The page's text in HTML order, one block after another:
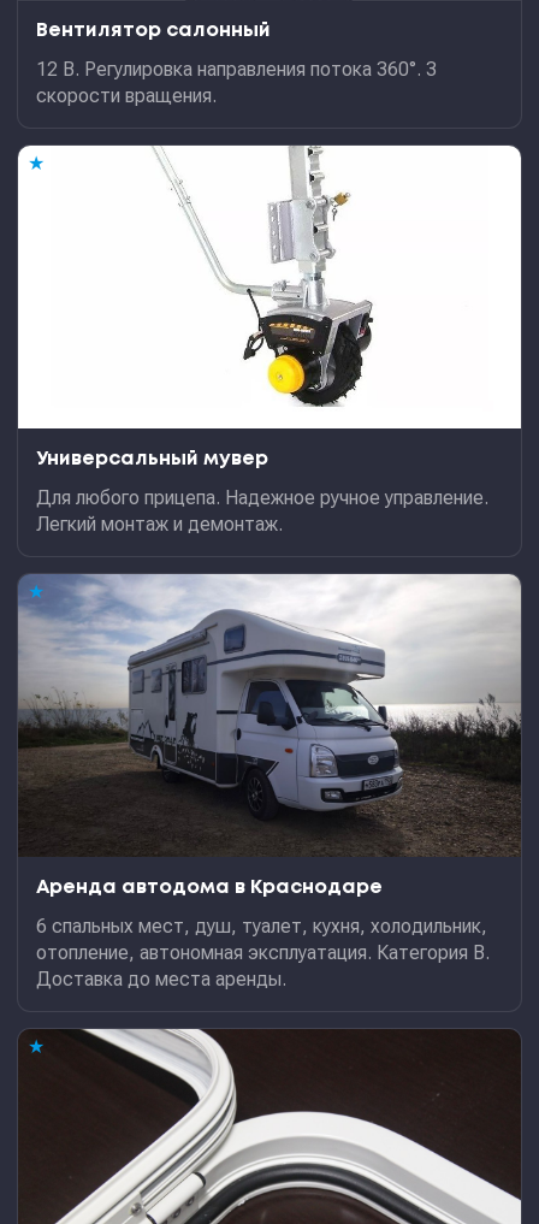
Вентилятор салонный
12 В. Регулировка направления потока 360°. 3
скорости вращения.
★
Универсальный мувер
Для любого прицепа. Надежное ручное управление.
Легкий монтаж и демонтаж.
★
Аренда автодома в Краснодаре
6 спальных мест, душ, туалет, кухня, холодильник,
отопление, автономная эксплуатация. Категория В.
Доставка до места аренды.
★